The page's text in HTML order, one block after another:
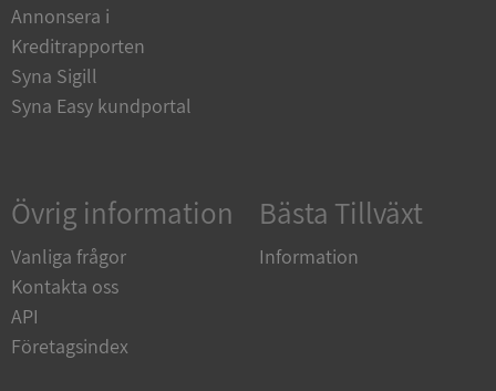
Annonsera i
Kreditrapporten
Syna Sigill
Syna Easy kundportal
Övrig information
Vanliga frågor
Kontakta oss
API
Företagsindex
Bästa Tillväxt
Information
Namn
Privacy Policy